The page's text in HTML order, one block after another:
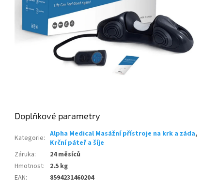
Doplňkové parametry
Kategorie: Alpha Medical Masážní přístroje na krk a záda,
Krční páteř a šíje
Záruka:
24 měsíců
Hmotnost:
2.5 kg
EAN:
8594231460204